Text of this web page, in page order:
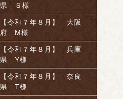
県 Ｓ様
【令和７年８月】 大阪
府 M様
【令和７年８月】 兵庫
県 Y様
【令和７年８月】 奈良
県 T様